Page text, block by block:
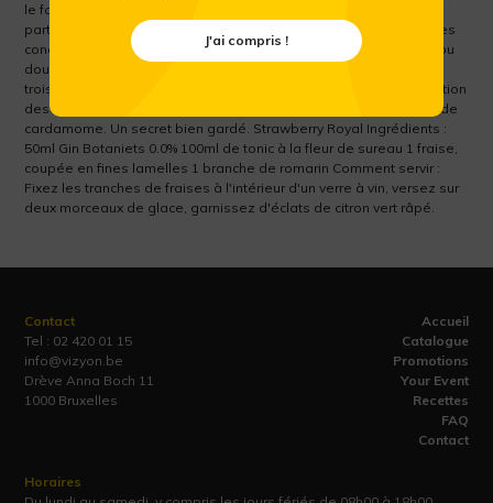
le fait qu'il est issu d'une triple distillation. Cette technique
particulière a été utilisée jusqu'à la fin du XIXe siècle, alors que les
concurrents recouraient le plus souvent à une distillation simple ou
double. Si la seconde sert à éliminer l'alcool de la boisson, la
troisième, à froid et qui dure cinq jours, va puiser dans la macération
des arômes un goût supplémentaire de genièvre, de romarin et de
cardamome. Un secret bien gardé. Strawberry Royal Ingrédients :
50ml Gin Botaniets 0.0% 100ml de tonic à la fleur de sureau 1 fraise,
coupée en fines lamelles 1 branche de romarin Comment servir :
Fixez les tranches de fraises à l'intérieur d'un verre à vin, versez sur
deux morceaux de glace, garnissez d'éclats de citron vert râpé.
Accueil
Catalogue
Promotions
Your Event
Recettes
FAQ
Contact
Contact
Tel : 02 420 01 15
info@vizyon.be
Drève Anna Boch 11
1000 Bruxelles
Horaires
J'ai compris !